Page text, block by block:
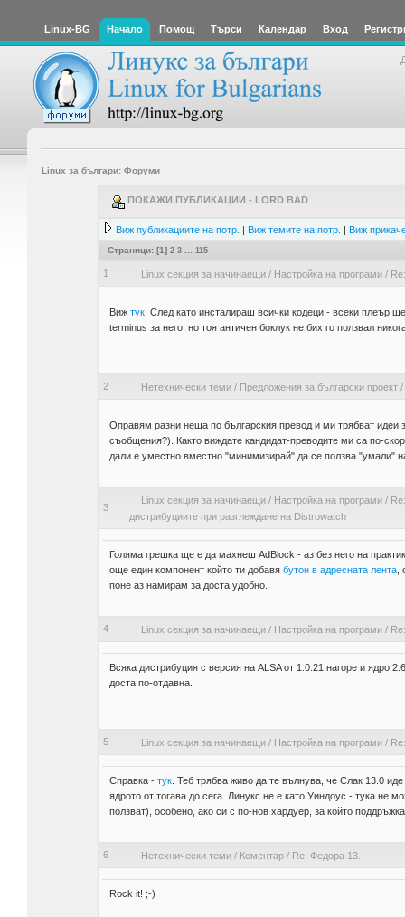
Linux-BG Начало Помощ Търси Календар Вход
Linux за българи: Форуми
ПОКАЖИ ПУБЛИКАЦИИ - LORD BAD
Виж публикациите на потр. | Виж темите на потр. | Виж
Страници: [1] 2 3 115
1 Linux секция за начинаещи/ Настройка на програми/
Виж тук. След като инсталираш всички кодеци - всеки плеър
terminus за него, но тоя античен боклук не бих го ползвал
2 Нетехнически теми/ Предложения за български проект/
Оправям разни неща по българския превод и ми трябват
съобщения?). Както виждате кандидат-преводите ми са по-
дали е уместно вместно "минимизирай" да се ползва "умали"
3
Linux секция за начинаещи/ Настройка на програми/
дистрибуциите при разглеждане на Distrowatch
Голяма грешка ще е да махнеш AdBlock - аз без него на
още един компонент който ти добавя бутон в адресната лента,
поне аз намирам за доста удобно.
4 Linux секция за начинаещи/ Настройка на програми/
Всяка дистрибуция с версия на ALSA от 1.0.21 нагоре и ядро
доста по-отдавна.
5 Linux секция за начинаещи/ Настройка на програми/
Справка -тук. Теб трябва живо да те вълнува, че Слак 13.0
ядрото от тогава до сега. Линукс не е като Уиндоус - тука
ползват), особено, ако си с по-нов хардуер, за който
6 Нетехнически теми/ Коментар/ Re: Федора 13.
Rock it! ;-)